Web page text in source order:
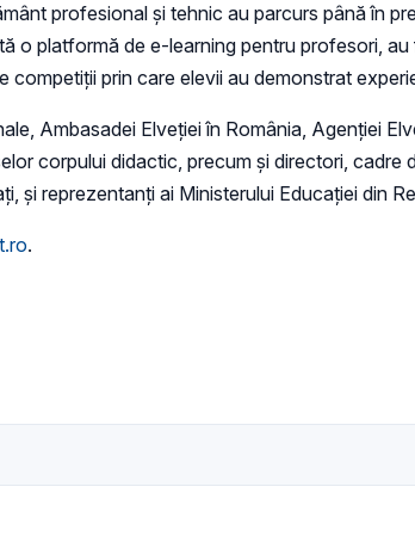
profesional şi tehnic au parcurs până în
o platformă de e-learning pentru profesori,
prin care elevii au demonstrat
Ambasadei Elveției în România, Agenției
corpului didactic, precum și directori, cadre
și reprezentanți ai Ministerului Educației din
.